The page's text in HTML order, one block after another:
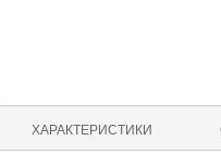
ХАРАКТЕРИСТИКИ